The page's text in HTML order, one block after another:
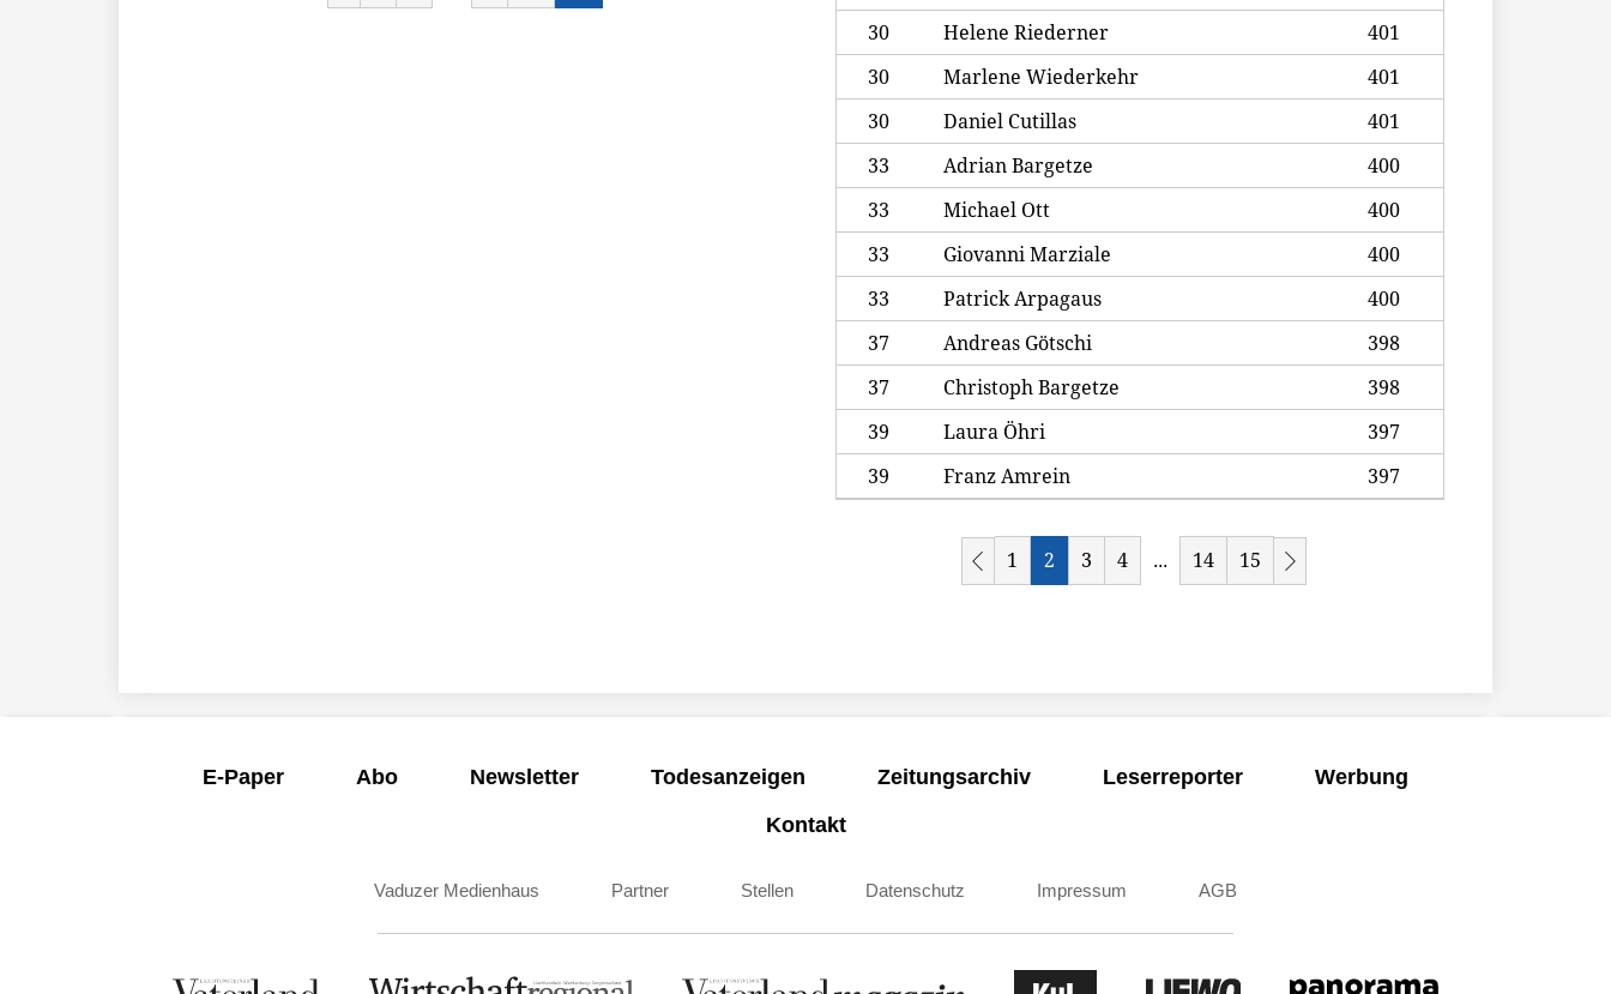
30
Helene Riederner
401
30
Marlene Wiederkehr
401
30
Daniel Cutillas
401
33
Adrian Bargetze
400
33
Michael Ott
400
33
Giovanni Marziale
400
33
Patrick Arpagaus
400
37
Andreas Götschi
398
37
Christoph Bargetze
398
39
Laura Öhri
397
39
Franz Amrein 397
1 2 3 4 ... 14 15
E-Paper Abo Newsletter Todesanzeigen Zeitungsarchiv Leserreporter
Werbung
Kontakt
Vaduzer Medienhaus Partner Stellen Datenschutz Impressum AGB